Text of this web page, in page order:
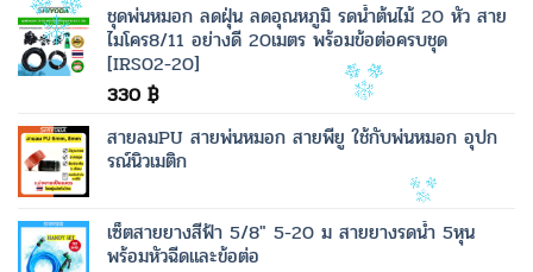
ชุดพ่นหมอก ลดฝุ่น ลดอุณหภูมิ รดน้ำต้นไม้ 20 หัว สาย
ไมโคร8/11 อย่างดี 20เมตร พร้อมข้อต่อครบชุด
[IRS02-20]
330 ฿
สายลมPU สายพ่นหมอก สายพียู ใช้กับพ่นหมอก อุปก
รณ์นิวเมติก
เซ็ตสายยางสีฟ้า 5/8" 5-20 ม สายยางรดน้ำ 5หุน
พร้อมหัวฉีดและข้อต่อ